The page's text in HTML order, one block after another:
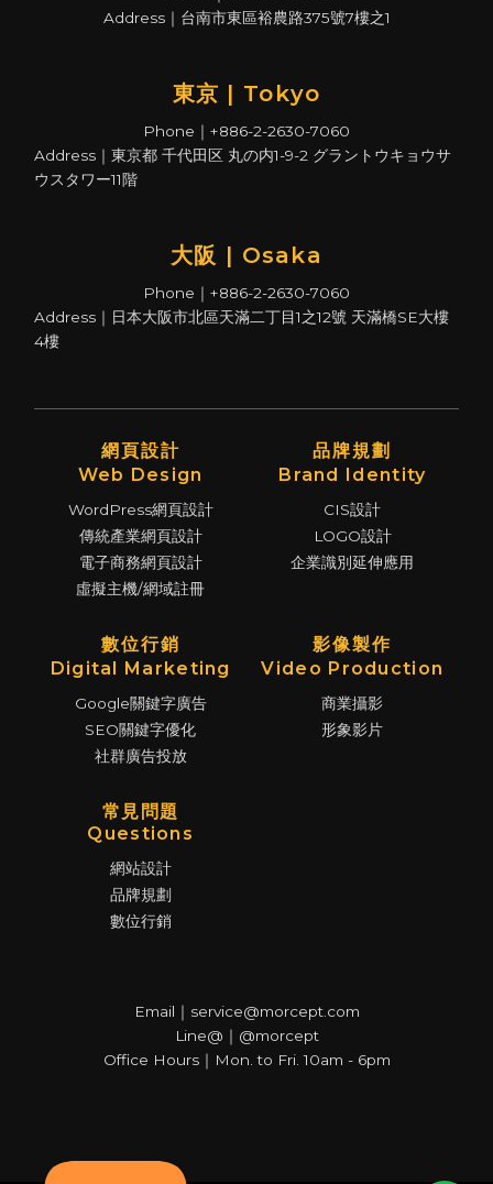
Address｜台南市東區裕農路375號7樓之1
東京 | Tokyo
Phone｜+886-2-2630-7060
Address｜東京都 千代田区 丸の内1-9-2 グラントウキョウサ
ウスタワー11階
大阪 | Osaka
Phone｜+886-2-2630-7060
Address｜日本大阪市北區天滿二丁目1之12號 天滿橋SE大樓
4樓
網頁設計
Web Design
WordPress網頁設計
傳統產業網頁設計
電子商務網頁設計
虛擬主機/網域註冊
品牌規劃
Brand Identity
CIS設計
LOGO設計
企業識別延伸應用
數位行銷
Digital Marketing
Google關鍵字廣告
SEO關鍵字優化
社群廣告投放
影像製作
Video Production
商業攝影
形象影片
常見問題
Questions
網站設計
品牌規劃
數位行銷
Email｜service@morcept.com
Line@｜@morcept
Office Hours｜Mon. to Fri. 10am - 6pm